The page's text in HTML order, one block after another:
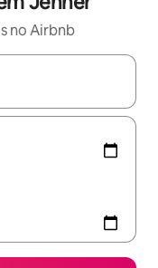
no Airbnb
explore-os